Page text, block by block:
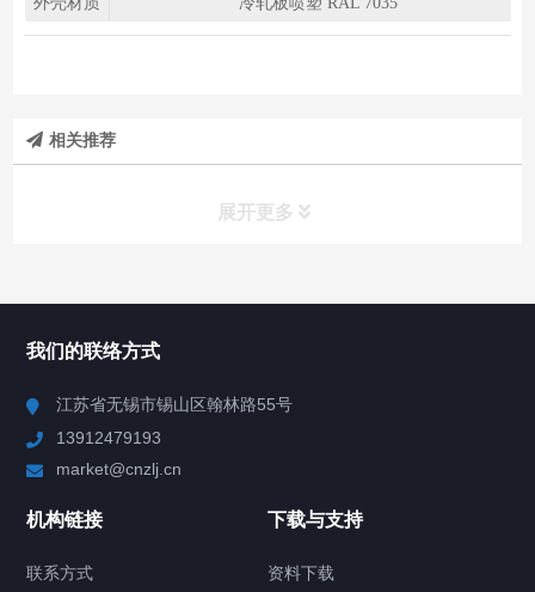
相关推荐
展开更多
Chiller高精度制冷循环器
TCU温度控制单元
我们的联络方式
江苏省无锡市锡山区翰林路55号
13912479193
market@cnzlj.cn
机构链接
联系方式
下载与支持
资料下载